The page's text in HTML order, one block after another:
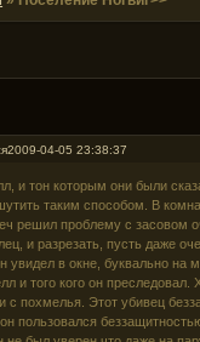
2009-04-05 23:38:37
и тон которым они были
таким способом. В
решил проблему с засовом
и разрезать, пусть даже
увидел в окне, буквально на
и того кого он
с похмелья. Этот убивец
пользовался